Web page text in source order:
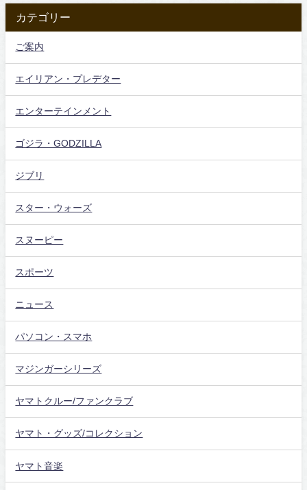
カテゴリー
ご案内
エイリアン・プレデター
エンターテインメント
ゴジラ・GODZILLA
ジブリ
スター・ウォーズ
スヌーピー
スポーツ
ニュース
パソコン・スマホ
マジンガーシリーズ
ヤマトクルー/ファンクラブ
ヤマト・グッズ/コレクション
ヤマト音楽